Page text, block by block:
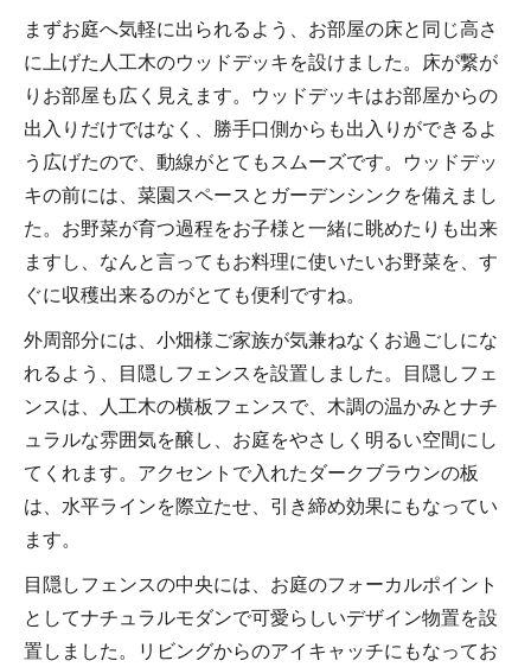
まずお庭へ気軽に出られるよう、お部屋の床と同じ高さ
に上げた人工木のウッドデッキを設けました。床が繋が
りお部屋も広く見えます。ウッドデッキはお部屋からの
出入りだけではなく、勝手口側からも出入りができるよ
う広げたので、動線がとてもスムーズです。ウッドデッ
キの前には、菜園スペースとガーデンシンクを備えまし
た。お野菜が育つ過程をお子様と一緒に眺めたりも出来
ますし、なんと言ってもお料理に使いたいお野菜を、す
ぐに収穫出来るのがとても便利ですね。
外周部分には、小畑様ご家族が気兼ねなくお過ごしにな
れるよう、目隠しフェンスを設置しました。目隠しフェ
ンスは、人工木の横板フェンスで、木調の温かみとナチ
ュラルな雰囲気を醸し、お庭をやさしく明るい空間にし
てくれます。アクセントで入れたダークブラウンの板
は、水平ラインを際立たせ、引き締め効果にもなってい
ます。
目隠しフェンスの中央には、お庭のフォーカルポイント
としてナチュラルモダンで可愛らしいデザイン物置を設
置しました。リビングからのアイキャッチにもなってお